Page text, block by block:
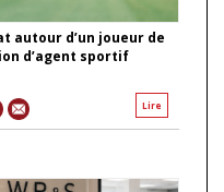
autour d’un joueur de
d’agent sportif
Lire